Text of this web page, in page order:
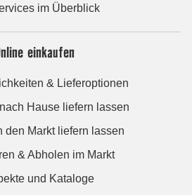
im Überblick
einkaufen
& Lieferoptionen
Hause liefern lassen
den Markt liefern lassen
& Abholen im Markt
und Kataloge